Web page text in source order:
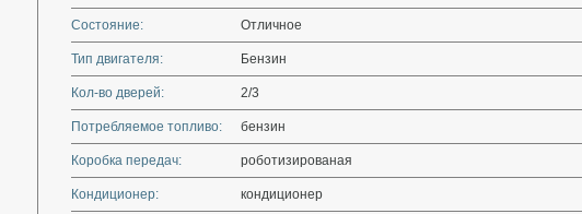
Состояние: Отличное
Тип двигателя: Бензин
Кол-во дверей: 2/3
Потребляемое топливо: бензин
Коробка передач: роботизированая
Кондиционер: кондиционер